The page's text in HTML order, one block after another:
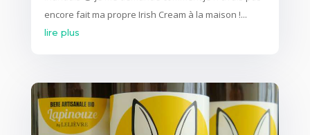
encore fait ma propre Irish Cream à la maison !...
lire plus